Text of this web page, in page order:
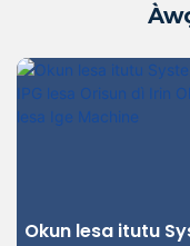
Okun lesa itutu